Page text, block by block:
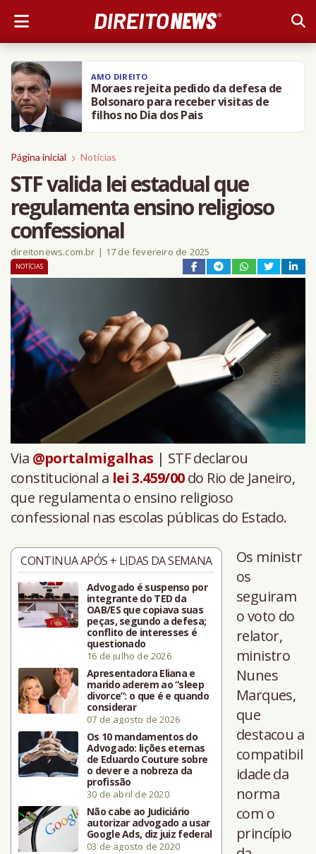
AMO DIREITO
Moraes rejeita pedido da defesa de
Bolsonaro para receber visitas de
filhos no Dia dos Pais
Página inicial Notícias
STF valida lei estadual que
regulamenta ensino religioso
confessional
direitonews.com.br | 17 de fevereiro de 2025
NOTÍCIAS
Via @portalmigalhas | STF declarou
constitucional a lei 3.459/00do Rio de Janeiro,
que regulamenta o ensino religioso
confessional nas escolas públicas do Estado.
CONTINUA APÓS + LIDAS DA SEMANA
Advogado é suspenso por
integrante do TED da
OAB/ES que copiava suas
peças, segundo a defesa;
conflito de interesses é
questionado
16 de julho de 2026
Apresentadora Eliana e
marido aderem ao “sleep
divorce”: o que é e quando
considerar
07 de agosto de 2026
Os 10 mandamentos do
Advogado: lições eternas
de Eduardo Couture sobre
o dever e a nobreza da
profissão
30 de abril de 2020
Não cabe ao Judiciário
autorizar advogado a usar
Google Ads, diz juiz federal
03 de agosto de 2020
Os ministr
os
seguiram
o voto do
relator,
ministro
Nunes
Marques,
que
destacou a
compatibil
idade da
norma
com o
princípio